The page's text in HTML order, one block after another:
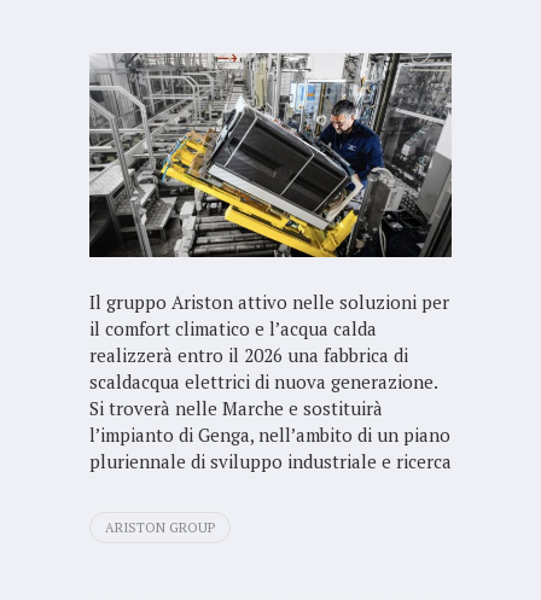
Il gruppo Ariston attivo nelle soluzioni per
il comfort climatico e l’acqua calda
realizzerà entro il 2026 una fabbrica di
scaldacqua elettrici di nuova generazione.
Si troverà nelle Marche e sostituirà
l’impianto di Genga, nell’ambito di un piano
pluriennale di sviluppo industriale e ricerca
ARISTON GROUP